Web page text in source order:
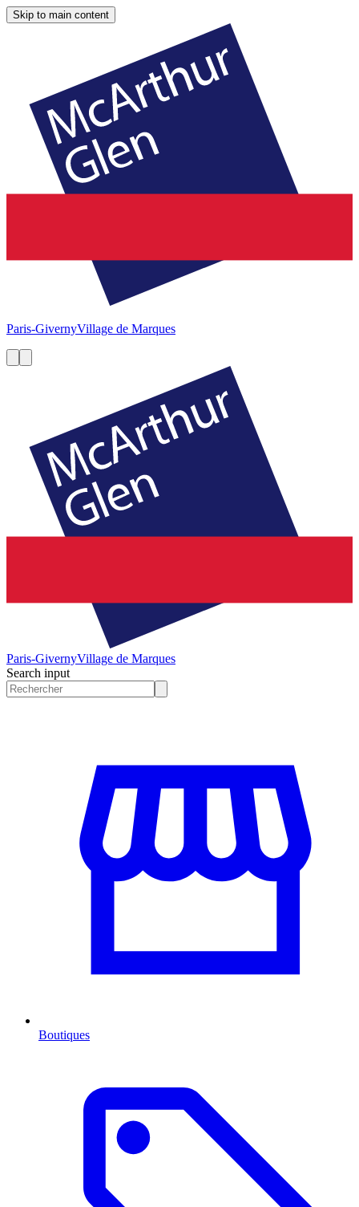
Skip to main content
Paris-GivernyVillage de Marques
Paris-GivernyVillage de Marques
Search input
Boutiques